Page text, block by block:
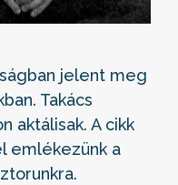
jelent meg
Takács
aktálisak. A cikk
emlékezünk a